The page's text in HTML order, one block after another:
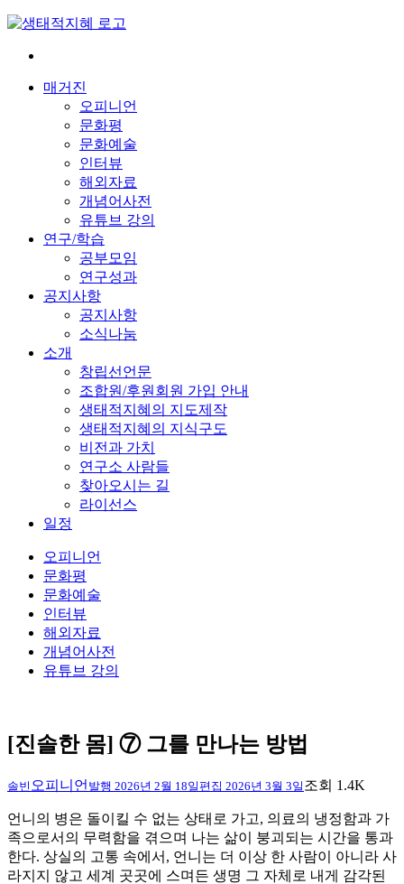
Skip
content
매거진
오피니언
문화평
문화예술
인터뷰
해외자료
개념어사전
유튜브 강의
연구/학습
공부모임
연구성과
공지사항
공지사항
소식나눔
소개
창립선언문
조합원/후원회원 가입 안내
생태적지혜의 지도제작
생태적지혜의 지식구도
비전과 가치
연구소 사람들
찾아오시는 길
라이선스
일정
오피니언
문화평
문화예술
인터뷰
해외자료
개념어사전
유튜브 강의
[진솔한 몸] ⑦ 그를 만나는 방법
솔빈 오피니언 발행 2026년 2월 18일 편집 2026년 3월 3일 조회 1.4K
언니의 병은 돌이킬 수 없는 상태로 가고, 의료의 냉정함과 가
족으로서의 무력함을 겪으며 나는 삶이 붕괴되는 시간을 통과
한다. 상실의 고통 속에서, 언니는 더 이상 한 사람이 아니라 사
라지지 않고 세계 곳곳에 스며든 생명 그 자체로 내게 감각된